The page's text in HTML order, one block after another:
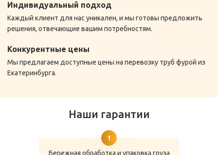
Индивидуальный подход
Каждый клиент для нас уникален, и мы готовы предложить
решения, отвечающие вашим потребностям.
Конкурентные цены
Мы предлагаем доступные цены на перевозку труб фурой из
Екатеринбурга.
Наши гарантии
Бережная обработка и упаковка груза